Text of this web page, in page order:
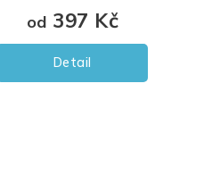
od 397 Kč
Detail